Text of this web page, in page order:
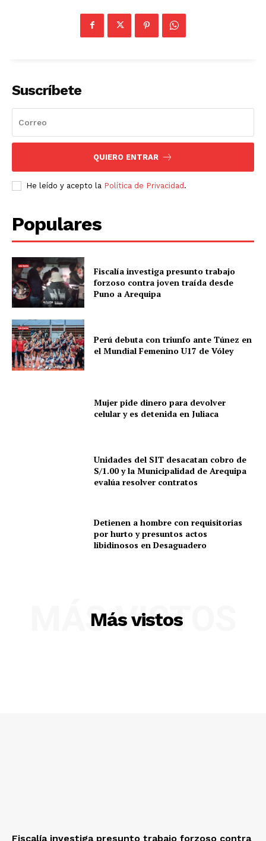
Diario los Andes
Nosotros
Contacto
Suscríbete
QUIERO ENTRAR
He leído y acepto la Política de Privacidad.
Populares
Fiscalía investiga presunto trabajo
forzoso contra joven traída desde
Puno a Arequipa
Perú debuta con triunfo ante Túnez en
el Mundial Femenino U17 de Vóley
Mujer pide dinero para devolver
celular y es detenida en Juliaca
Unidades del SIT desacatan cobro de
S/1.00 y la Municipalidad de Arequipa
evalúa resolver contratos
Detienen a hombre con requisitorias
por hurto y presuntos actos
libidinosos en Desaguadero
Más vistos
MÁS VISTOS
Fiscalía investiga presunto trabajo forzoso contra